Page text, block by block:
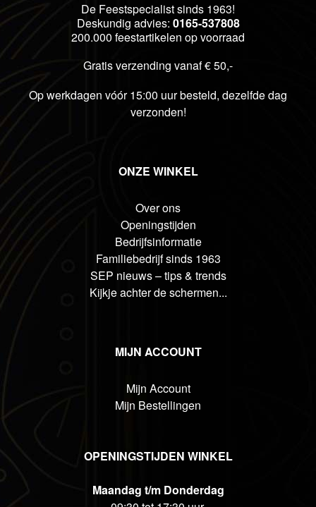
De Feestspecialist sinds 1963!
Deskundig advies: 0165-537808
200.000 feestartikelen op voorraad
Gratis verzending vanaf € 50,-
Op werkdagen vóór 15:00 uur besteld, dezelfde dag
verzonden!
ONZE WINKEL
Over ons
Openingstijden
Bedrijfsinformatie
Familiebedrijf sinds 1963
SEP nieuws – tips & trends
Kijkje achter de schermen...
MIJN ACCOUNT
Mijn Account
Mijn Bestellingen
OPENINGSTIJDEN WINKEL
Maandag t/m Donderdag